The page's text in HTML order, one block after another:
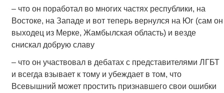
– что он поработал во многих частях республики, на
Востоке, на Западе и вот теперь вернулся на Юг (сам он
выходец из Мерке, Жамбылская область) и везде
снискал добрую славу
– что он участвовал в дебатах с представителями ЛГБТ
и всегда взывает к тому и убеждает в том, что
Всевышний может простить признавшего свои ошибки